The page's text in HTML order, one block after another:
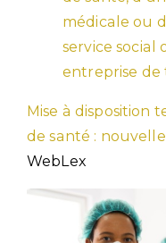
médicale ou
service social
entreprise de
Mise à disposition
de santé :
WebLex